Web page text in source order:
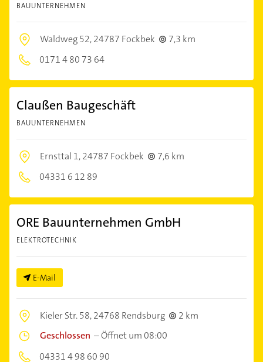
BAUUNTERNEHMEN
Waldweg 52,24787 Fockbek
7,3 km
0171 4 80 73 64
Claußen Baugeschäft
BAUUNTERNEHMEN
Ernsttal 1,24787 Fockbek
7,6 km
04331 6 12 89
ORE Bauunternehmen GmbH
ELEKTROTECHNIK
E-Mail
Kieler Str. 58,24768 Rendsburg
2 km
Geschlossen –Öffnet um 08:00
04331 4 98 60 90